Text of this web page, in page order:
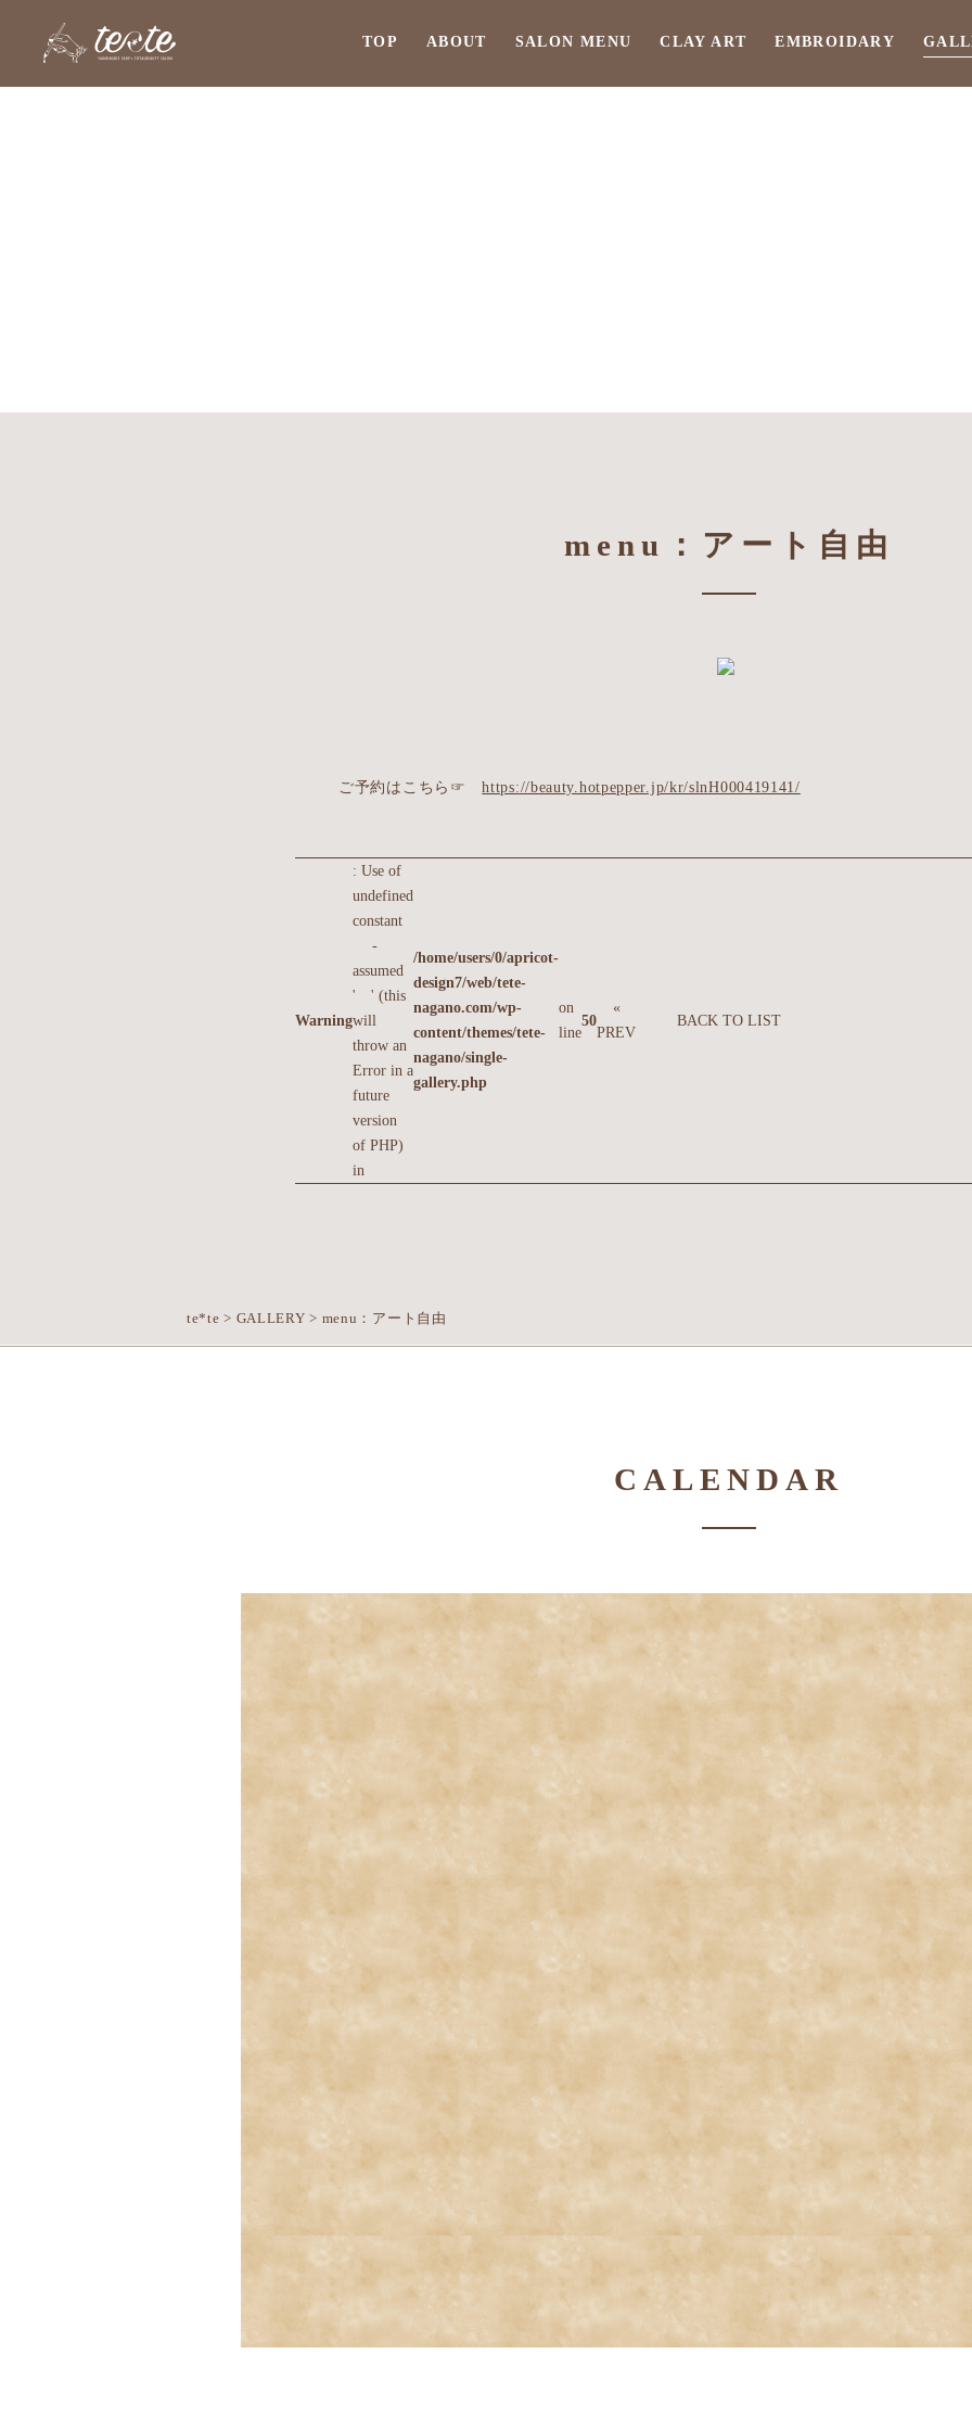
TOP ABOUT SALON MENU CLAY ART EMBROIDARY
menu：アート自由
ご予約はこちら☞https://beauty.hotpepper.jp/kr/slnH000419141/
Warning
: Use of
undefined
constant
-
assumed
' ' (this
will
throw an
Error in a
future
version
of PHP)
in
/home/users/0/apricot-
design7/web/tete-
nagano.com/wp-
content/themes/tete-
nagano/single-
gallery.php
on
line
50
«
PREV
BACK TO LIST
te*te > GALLERY > menu：アート自由
CALENDAR